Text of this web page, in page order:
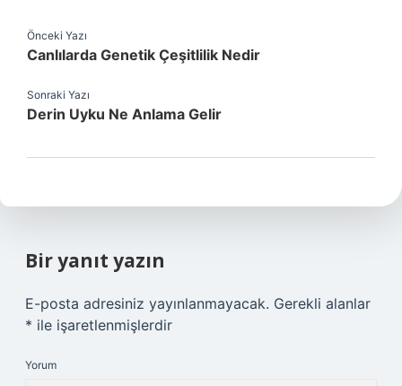
Önceki Yazı
Canlılarda Genetik Çeşitlilik Nedir
Sonraki Yazı
Derin Uyku Ne Anlama Gelir
Bir yanıt yazın
E-posta adresiniz yayınlanmayacak. Gerekli alanlar
* ile işaretlenmişlerdir
Yorum